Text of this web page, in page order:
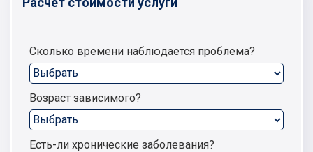
Сколько времени наблюдается проблема?
Возраст зависимого?
Есть-ли хронические заболевания?